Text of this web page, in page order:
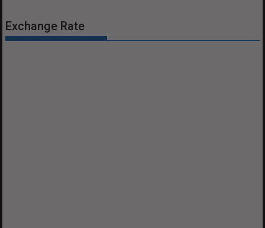
Exchange Rate